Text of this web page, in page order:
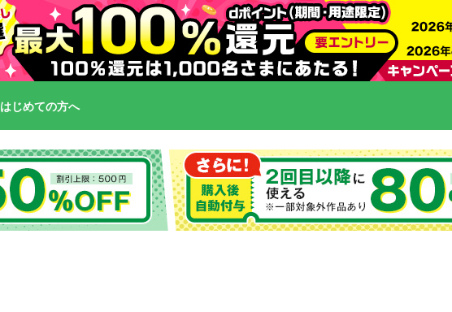
はじめての方へ